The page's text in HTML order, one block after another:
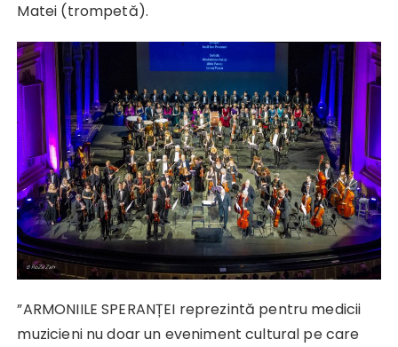
Matei (trompetă).
”ARMONIILE SPERANȚEI reprezintă pentru medicii
muzicieni nu doar un eveniment cultural pe care